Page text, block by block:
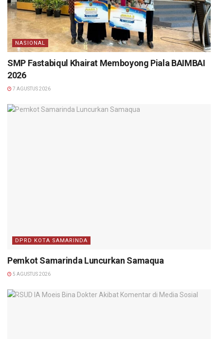
NASIONAL
SMP Fastabiqul Khairat Memboyong Piala BAIMBAI
2026
7 AGUSTUS 2026
DPRD KOTA SAMARINDA
Pemkot Samarinda Luncurkan Samaqua
5 AGUSTUS 2026